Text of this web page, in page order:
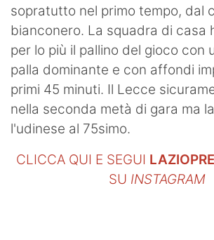
sopratutto nel primo tempo, dal
bianconero. La squadra di casa
per lo più il pallino del gioco con
palla dominante e con affondi
primi 45 minuti. Il Lecce
nella seconda metà di gara ma
l'udinese al 75simo.
CLICCA QUI E SEGUI
SU INSTAGRAM